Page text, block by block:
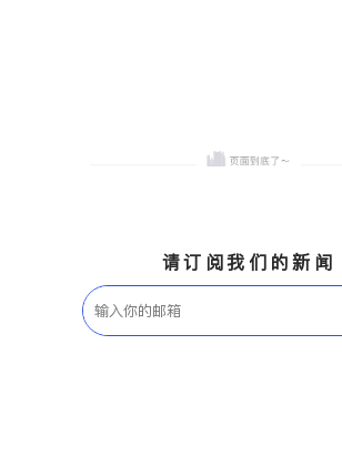
请订阅我们的新闻